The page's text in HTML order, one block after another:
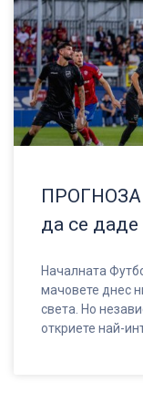
да се
Началната
мачовете днес
света. Но
откриете най-